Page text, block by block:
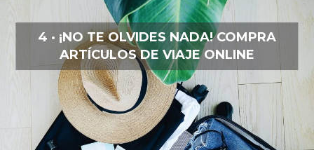
4 · ¡NO TE OLVIDES NADA! COMPRA
ARTÍCULOS DE VIAJE ONLINE